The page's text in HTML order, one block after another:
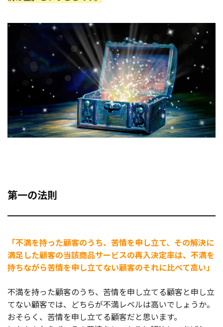
第一の法則
「不満を持った顧客のうち、苦情を申し立て、その解決に
満足した顧客の当該商品サービスの再入決定率は、不満を
持ちながら苦情を申し立てない顧客のそれに比べて高い」
不満を持った顧客のうち、苦情を申し立てる顧客と申し立
てない顧客では、どちらが不満レベルは高いでしょうか。
おそらく、苦情を申し立てる顧客だと思います。